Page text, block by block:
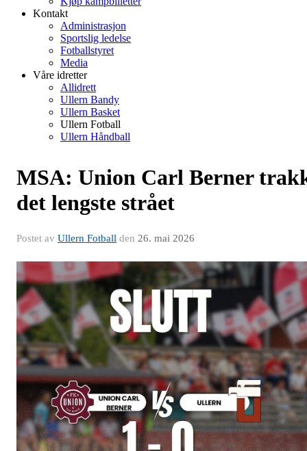
Kontakt
Administrasjon
Sportslig ledelse
Fotballstyret
Media
Våre idretter
Allidrett
Ullern Bandy
Ullern Basket
Ullern Fotball
Ullern Håndball
MSA: Union Carl Berner
det lengste strået
Postet av Ullern Fotball den 26. mai 2026